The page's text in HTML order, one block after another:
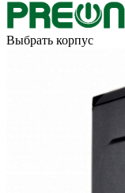
Выбрать корпус